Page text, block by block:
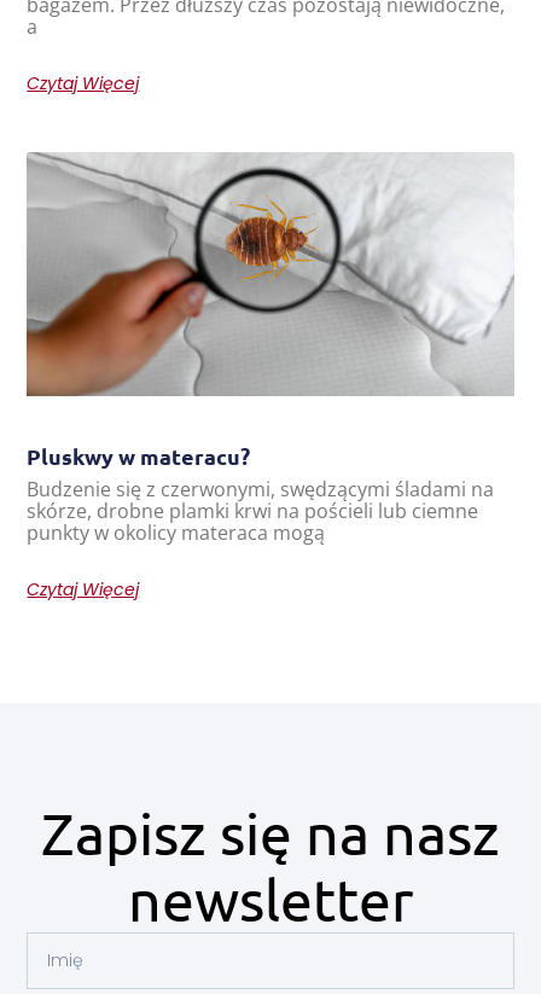
a
Czytaj Więcej
Pluskwy w materacu?
Budzenie się z czerwonymi, swędzącymi śladami na
skórze, drobne plamki krwi na pościeli lub ciemne
punkty w okolicy materaca mogą
Czytaj Więcej
Zapisz się na nasz
newsletter